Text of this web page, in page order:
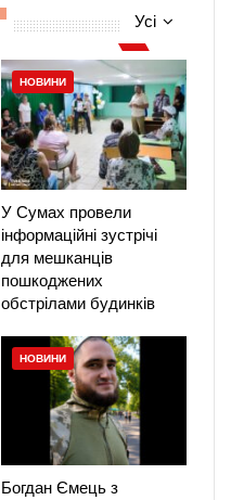
Усі
НОВИНИ
У Сумах провели
інформаційні зустрічі
для мешканців
пошкоджених
обстрілами будинків
НОВИНИ
Богдан Ємець з